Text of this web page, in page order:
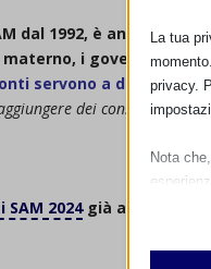
dal 1992, è anche
i governi ed
servono a dare voce
dei consigli per il
2024già arrivati alla
La tua
privacy.
Nota